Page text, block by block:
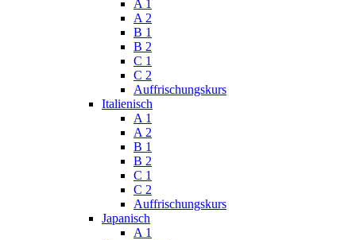
A 1
A 2
B 1
B 2
C 1
C 2
Auffrischungskurs
Italienisch
A 1
A 2
B 1
B 2
C 1
C 2
Auffrischungskurs
Japanisch
A 1